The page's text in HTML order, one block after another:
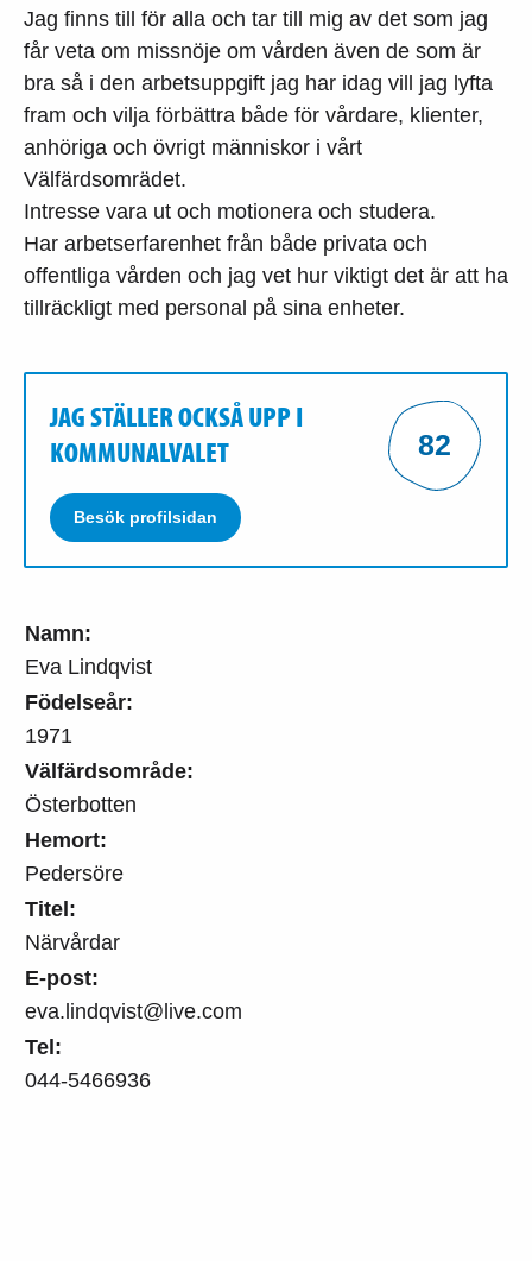
Namn:
Eva Lindqvist
Födelseår:
1971
Välfärdsområde:
Österbotten
Hemort:
Pedersöre
Titel:
Närvårdar
E-post:
eva.lindqvist@live.com
Tel:
044-5466936
Jag finns till för alla och tar till mig av det som jag
får veta om missnöje om vården även de som är
bra så i den arbetsuppgift jag har idag vill jag lyfta
fram och vilja förbättra både för vårdare, klienter,
anhöriga och övrigt människor i vårt
Välfärdsomrädet.
Intresse vara ut och motionera och studera.
Har arbetserfarenhet från både privata och
offentliga vården och jag vet hur viktigt det är att ha
tillräckligt med personal på sina enheter.
JAG STÄLLER OCKSÅ UPP I
KOMMUNALVALET
Besök profilsidan
82